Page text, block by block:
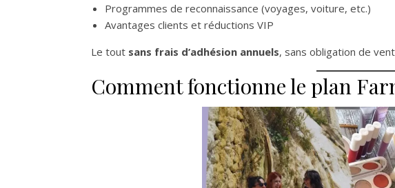
Programmes de reconnaissance (voyages, voiture, etc.)
Avantages clients et réductions VIP
Le tout sans frais d’adhésion annuels, sans obligation de
Comment fonctionne le plan